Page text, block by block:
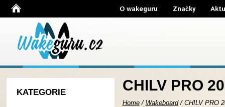
O wakeguru Značky
KATEGORIE CHILV PRO
Home/ Wakeboard/ CHILV PRO